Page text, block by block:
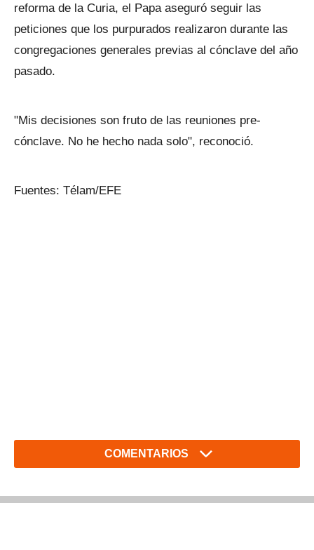
reforma de la Curia, el Papa aseguró seguir las
peticiones que los purpurados realizaron durante las
congregaciones generales previas al cónclave del año
pasado.
"Mis decisiones son fruto de las reuniones pre-
cónclave. No he hecho nada solo", reconoció.
Fuentes: Télam/EFE
COMENTARIOS